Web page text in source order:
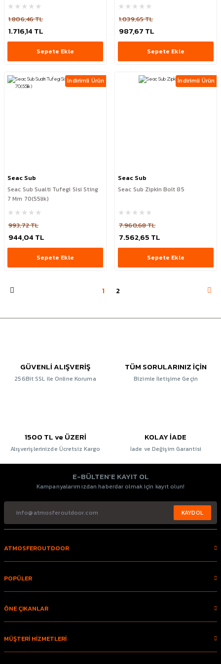
1.806,46 TL
1.716,14 TL
Sepete Ekle
1.039,65 TL
987,67 TL
Sepete Ekle
İndirimli Ürün
Seac Sub
Seac Sub Sualti Tufegi Sisi Sting
7 Mm 70(55lik)
993,72 TL
944,04 TL
Sepete Ekle
İndirimli Ürün
Seac Sub
Seac Sub Zipkin Bolt 85
7.960,68 TL
7.562,65 TL
Sepete Ekle
1 2
GÜVENLİ ALIŞVERİŞ
256Bit SSL ile Online Koruma
TÜM SORULARINIZ İÇİN
Bizimle İletişime Geçin
1500 TL ve ÜZERİ
Alışverişlerinizde Ücretsiz Kargo
KOLAY İADE
İade ve Değişim Garantisi
E-BÜLTEN’E KAYIT OL
Kampanyalarımızdan haberdar olmak için kayıt olun!
KAYDOL
ATMOSFEROUTDOOR
POPÜLER
ÖNE ÇIKANLAR
MÜŞTERİ HİZMETLERİ